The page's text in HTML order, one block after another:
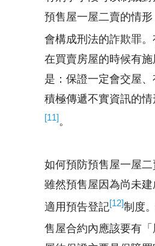
預售屋一屋二賣的情
會構成刑法的詐欺罪
在買賣房屋的時候有
是：保證一定會交屋
積極傳遞不實資訊的
[11]。
如何預防預售屋一屋二
雖然預售屋因為尚未
適用預告登記[12]制度
售屋合約內應該要有